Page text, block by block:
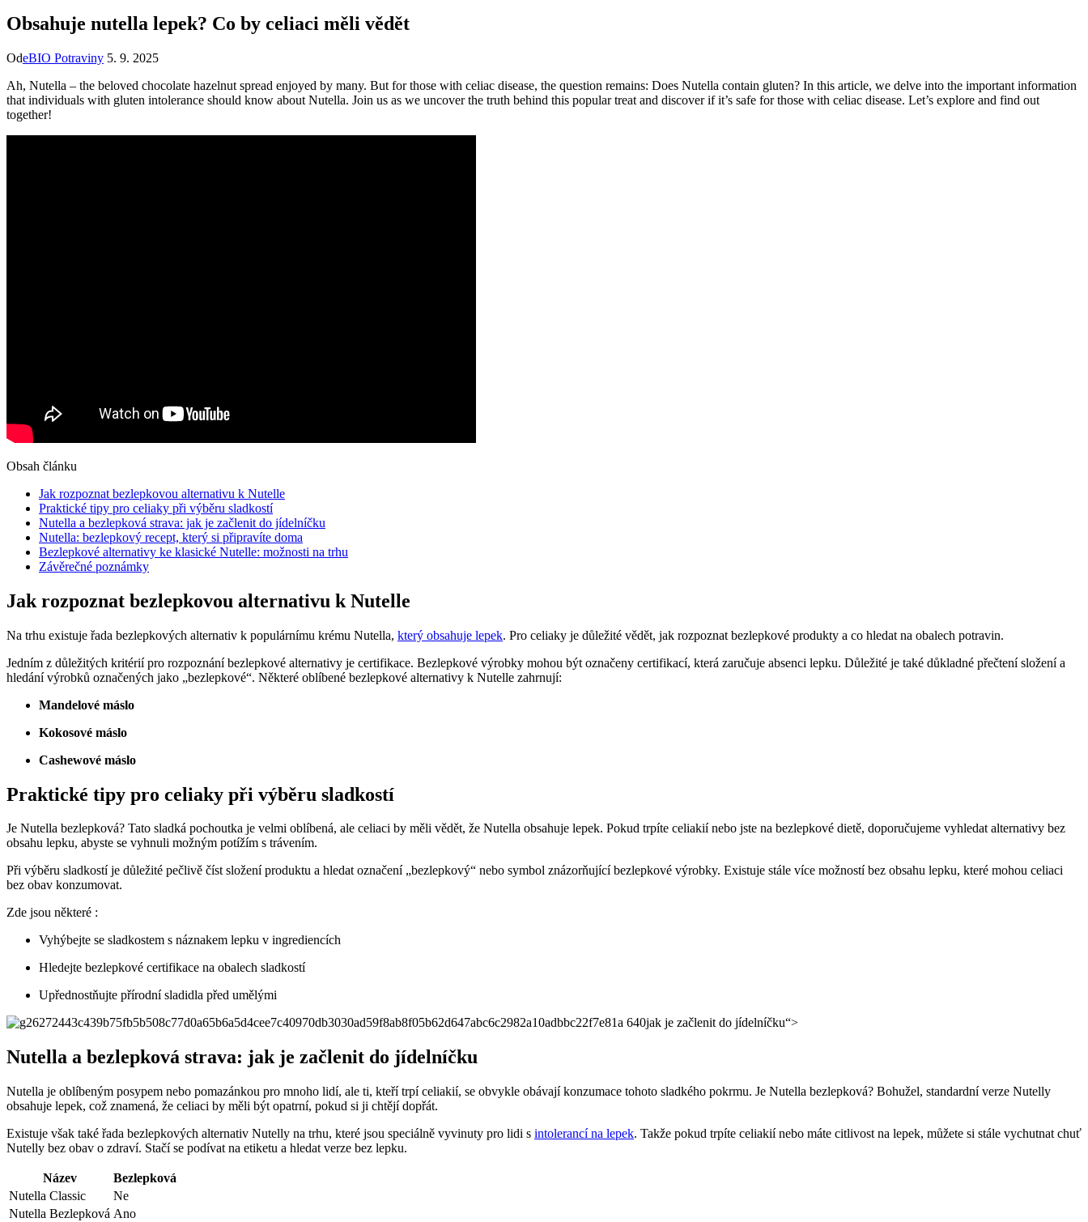
Obsahuje nutella lepek? Co by celiaci měli vědět
OdeBIO Potraviny 5. 9. 2025
Ah, Nutella – the beloved chocolate hazelnut spread enjoyed by many. But for those with celiac disease, the question remains: Does Nutella contain gluten? In this article, we delve into the important information
that individuals with gluten intolerance should know about Nutella. Join us as we uncover the truth behind this popular treat and discover if it’s safe for those with celiac disease. Let’s explore and find out
together!
Obsah článku
Jak rozpoznat bezlepkovou alternativu k Nutelle
Praktické tipy pro celiaky při výběru sladkostí
Nutella a bezlepková strava: jak je začlenit do jídelníčku
Nutella: bezlepkový recept, který si připravíte doma
Bezlepkové alternativy ke klasické Nutelle: možnosti na trhu
Závěrečné poznámky
Jak rozpoznat bezlepkovou alternativu k Nutelle
Na trhu existuje řada bezlepkových alternativ k populárnímu krému Nutella, který obsahuje lepek. Pro celiaky je důležité vědět, jak rozpoznat bezlepkové produkty a co hledat na obalech potravin.
Jedním z důležitých kritérií pro rozpoznání bezlepkové alternativy je certifikace. Bezlepkové výrobky mohou být označeny certifikací, která zaručuje absenci lepku. Důležité je také důkladné přečtení složení a
hledání výrobků označených jako „bezlepkové“. Některé oblíbené bezlepkové alternativy k Nutelle zahrnují:
Mandelové máslo
Kokosové máslo
Cashewové máslo
Praktické tipy pro celiaky při výběru sladkostí
Je Nutella bezlepková? Tato sladká pochoutka je velmi oblíbená, ale celiaci by měli vědět, že Nutella obsahuje lepek. Pokud trpíte celiakií nebo jste na bezlepkové dietě, doporučujeme vyhledat alternativy bez
obsahu lepku, abyste se vyhnuli možným potížím s trávením.
Při výběru sladkostí je důležité pečlivě číst složení produktu a hledat označení „bezlepkový“ nebo symbol znázorňující bezlepkové výrobky. Existuje stále více možností bez obsahu lepku, které mohou celiaci
bez obav konzumovat.
Zde jsou některé :
Vyhýbejte se sladkostem s náznakem lepku v ingrediencích
Hledejte bezlepkové certifikace na obalech sladkostí
Upřednostňujte přírodní sladidla před umělými
jak je začlenit do jídelníčku“>
Nutella a bezlepková strava: jak je začlenit do jídelníčku
Nutella je oblíbeným posypem nebo pomazánkou pro mnoho lidí, ale ti, kteří trpí celiakií, se obvykle obávají konzumace tohoto sladkého pokrmu. Je Nutella bezlepková? Bohužel, standardní verze Nutelly
obsahuje lepek, což znamená, že celiaci by měli být opatrní, pokud si ji chtějí dopřát.
Existuje však také řada bezlepkových alternativ Nutelly na trhu, které jsou speciálně vyvinuty pro lidi s intolerancí na lepek. Takže pokud trpíte celiakií nebo máte citlivost na lepek, můžete si stále vychutnat chuť
Nutelly bez obav o zdraví. Stačí se podívat na etiketu a hledat verze bez lepku.
Název
Bezlepková
Nutella Classic
Ne
Nutella Bezlepková Ano